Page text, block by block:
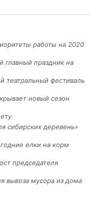
работы на 2020
главный праздник на
театральный фестиваль
новый сезон
сибирских деревень»
елки на корм
председателя
вывоза мусора из дома
заём в 9 миллионов
получит
предприятие
области